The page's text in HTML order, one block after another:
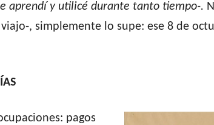
aprendí y utilicé durante tanto tiempo-.
, simplemente lo supe: ese 8 de
pagos